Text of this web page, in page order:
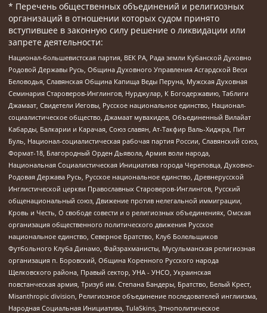
* Перечень общественных объединений и религиозных
организаций в отношении которых судом принято
вступившее в законную силу решение о ликвидации или
запрете деятельности:
Национал-большевистская партия, ВЕК РА, Рада земли Кубанской Духовно
Родовой Державы Русь, Община Духовного Управления Асгардской Веси
Беловодья, Славянская Община Капища Веды Перуна, Мужская Духовная
Семинария Староверов-Инглингов, Нурджулар, К Богодержавию, Таблиги
Джамаат, Свидетели Иеговы, Русское национальное единство, Национал-
социалистическое общество, Джамаат мувахидов, Объединенный Вилайат
Кабарды, Балкарии и Карачая, Союз славян, Ат-Такфир Валь-Хиджра, Пит
Буль, Национал-социалистическая рабочая партия России, Славянский союз,
Формат-18, Благородный Орден Дьявола, Армия воли народа,
Национальная Социалистическая Инициатива города Череповца, Духовно-
Родовая Держава Русь, Русское национальное единство, Древнерусской
Инглистической церкви Православных Староверов-Инглингов, Русский
общенациональный союз, Движение против нелегальной иммиграции,
Кровь и Честь, О свободе совести и о религиозных объединениях, Омская
организация общественного политического движения Русское
национальное единство, Северное Братство, Клуб Болельщиков
Футбольного Клуба Динамо, Файзрахманисты, Мусульманская религиозная
организация п. Боровский, Община Коренного Русского народа
Щелковского района, Правый сектор, УНА - УНСО, Украинская
повстанческая армия, Тризуб им. Степана Бандеры, Братство, Белый Крест,
Misanthropic division, Религиозное объединение последователей инглиизма,
Народная Социальная Инициатива, TulaSkins, Этнополитическое